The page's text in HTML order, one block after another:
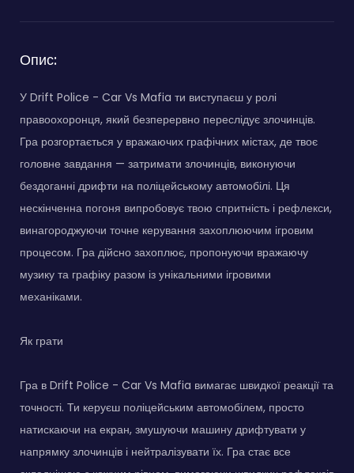
Опис:
У Drift Police - Car Vs Mafia ти виступаєш у ролі
правоохоронця, який безперервно переслідує злочинців.
Гра розгортається у вражаючих графічних містах, де твоє
головне завдання — затримати злочинців, виконуючи
бездоганні дрифти на поліцейському автомобілі. Ця
нескінченна погоня випробовує твою спритність і рефлекси,
винагороджуючи точне керування захоплюючим ігровим
процесом. Гра дійсно захоплює, пропонуючи вражаючу
музику та графіку разом із унікальними ігровими
механіками.
Як грати
Гра в Drift Police - Car Vs Mafia вимагає швидкої реакції та
точності. Ти керуєш поліцейським автомобілем, просто
натискаючи на екран, змушуючи машину дрифтувати у
напрямку злочинців і нейтралізувати їх. Гра стає все